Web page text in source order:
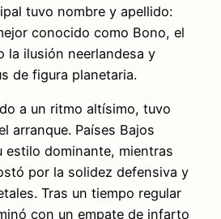
tuvo nombre y apellido:
conocido como Bono, el
la ilusión neerlandesa y
de figura planetaria.
a un ritmo altísimo, tuvo
arranque. Países Bajos
estilo dominante, mientras
por la solidez defensiva y
Tras un tiempo regular
con un empate de infarto